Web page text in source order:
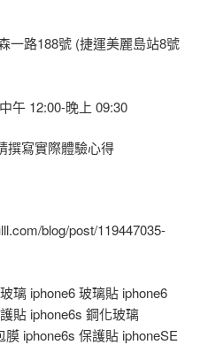
一路188號 (捷運美麗島站8號
午 12:00-晚上 09:30
撰寫實際體驗心得
blog/post/119447035-
璃 iphone6 玻璃貼 iphone6
貼 iphone6s 鋼化玻璃
iphone6s 保護貼 iphoneSE